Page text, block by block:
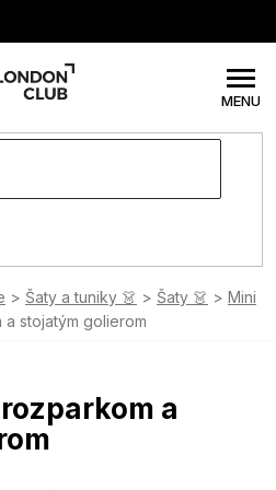
Šaty a tuniky 👗 Šaty 👗
Mini
stojatým golierom
a